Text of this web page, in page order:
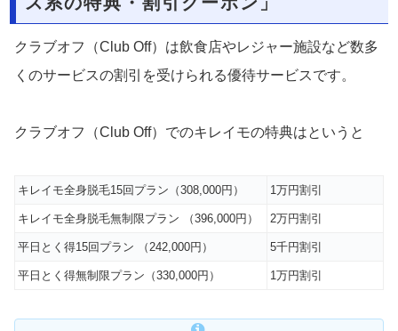
クラブオフ（Club Off）は飲食店やレジャー施設など数多
くのサービスの割引を受けられる優待サービスです。
クラブオフ（Club Off）でのキレイモの特典はというと
キレイモ全身脱毛15回プラン（308,000円） 1万円割引
キレイモ全身脱毛無制限プラン （396,000円） 2万円割引
平日とく得15回プラン （242,000円） 5千円割引
平日とく得無制限プラン（330,000円） 1万円割引